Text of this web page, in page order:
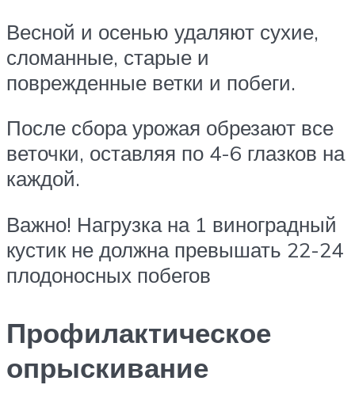
Весной и осенью удаляют сухие,
сломанные, старые и
поврежденные ветки и побеги.
После сбора урожая обрезают все
веточки, оставляя по 4-6 глазков на
каждой.
Важно! Нагрузка на 1 виноградный
кустик не должна превышать 22-24
плодоносных побегов
Профилактическое
опрыскивание